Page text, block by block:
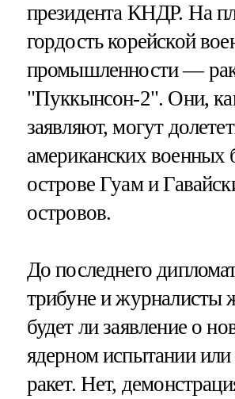
президента КНДР. На
гордость корейской
промышленности —
"Пуккынсон-2". Они,
заявляют, могут
американских военных
острове Гуам и
островов.
До последнего
трибуне и журналисты
будет ли заявление о
ядерном испытании или
ракет. Нет,